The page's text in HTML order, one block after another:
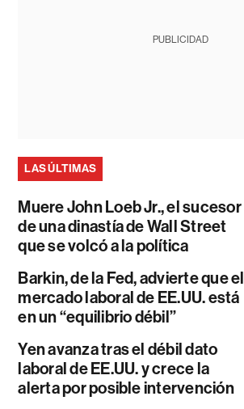
PUBLICIDAD
LAS ÚLTIMAS
Muere John Loeb Jr., el sucesor
de una dinastía de Wall Street
que se volcó a la política
Barkin, de la Fed, advierte que el
mercado laboral de EE.UU. está
en un “equilibrio débil”
Yen avanza tras el débil dato
laboral de EE.UU. y crece la
alerta por posible intervención